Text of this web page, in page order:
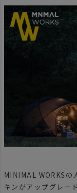
MINIMAL WORKSの
キンがアップグレー